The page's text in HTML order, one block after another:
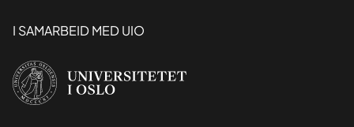
I SAMARBEID MED UIO